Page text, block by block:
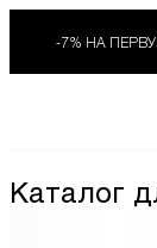
-7% НА
Каталог